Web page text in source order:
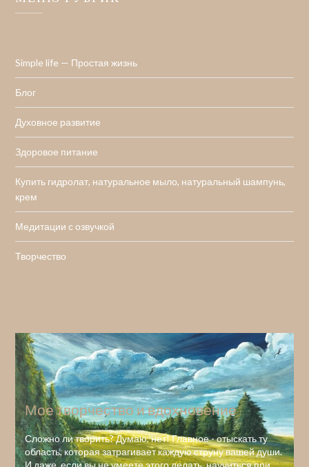
Simple life — Простая жизнь
Блог
Духовное развитие
Здоровое питание
Купить гидролат, натуральное мыло, натуральный шампунь,
крем
Медитации с озвучкой
Творчество
Мое творчество и вдохновение
Сложно ли творить? Думаю, нет! Главное - отыскать ту
область, которая затрагивает каждую струну вашей души.